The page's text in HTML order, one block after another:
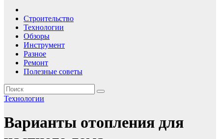
Строительство
Технологии
Обзоры
Инструмент
Разное
Ремонт
Полезные советы
Технологии
Варианты отопления для